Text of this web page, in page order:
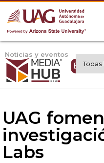
Noticias y eventos
UAG
Labs